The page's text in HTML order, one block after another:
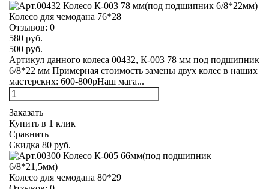
Колесо для чемодана 76*28
Отзывов: 0
580 руб.
500 руб.
Артикул данного колеса 00432, К-003 78 мм под подшипник
6/8*22 мм Примерная стоимость замены двух колес в наших
мастерских: 600-800рНаш мага...
Заказать
Купить в 1 клик
Сравнить
Скидка 80 руб.
Колесо для чемодана 80*29